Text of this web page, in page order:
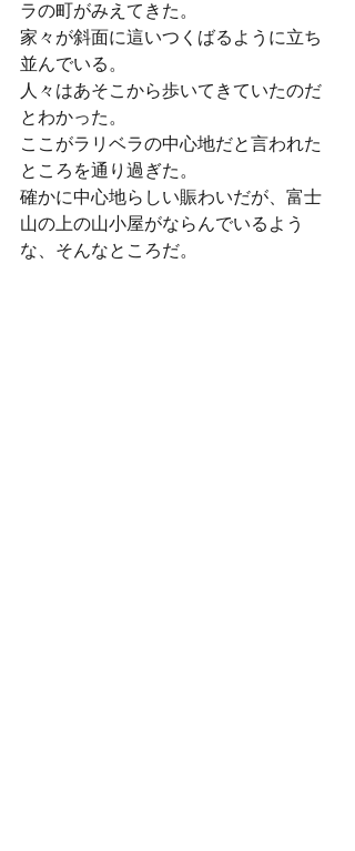
ラの町がみえてきた。
家々が斜面に這いつくばるように立ち
並んでいる。
人々はあそこから歩いてきていたのだ
とわかった。
ここがラリベラの中心地だと言われた
ところを通り過ぎた。
確かに中心地らしい賑わいだが、富士
山の上の山小屋がならんでいるよう
な、そんなところだ。